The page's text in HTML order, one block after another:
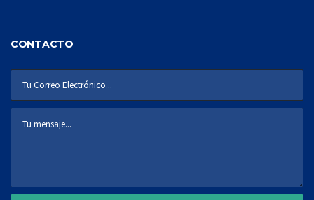
CONTACTO